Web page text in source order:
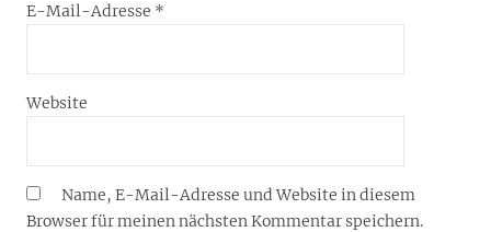
E-Mail-Adresse *
Website
Name, E-Mail-Adresse und Website in diesem
Browser für meinen nächsten Kommentar speichern.